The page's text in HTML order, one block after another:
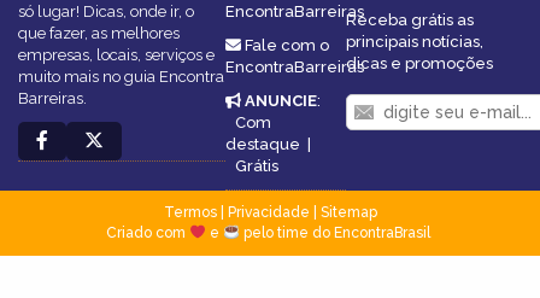
só lugar! Dicas, onde ir, o
que fazer, as melhores
empresas, locais, serviços e
muito mais no guia Encontra
Barreiras.
EncontraBarreiras
Fale com o
EncontraBarreiras
ANUNCIE:
Com
destaque |
Grátis
Receba grátis as
principais notícias,
dicas e promoções
Termos| Privacidade
Sitemap
Criado com
e pelo time do EncontraBrasil